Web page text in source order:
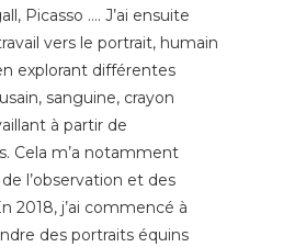
Picasso …. J’ai ensuite
vers le portrait, humain
explorant différentes
sanguine, crayon
à partir de
Cela m’a notamment
l’observation et des
2018, j’ai commencé à
des portraits équins